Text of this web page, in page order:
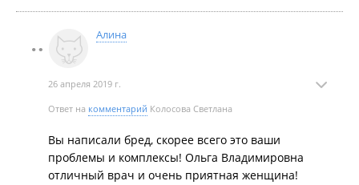
.и приехала решать проблемы подросткового
возраста .Очень не профессионально!!! Уехали с
дочкой опусташённые!! Ребёнок плакал в
машине..меня жалела... неприятная
женщина,взгляд тяжелый,буравящий,видимо
эксперименты ставит и самоутверждается таким
способом.Высшее образование, не признак ума!!!
Алина
26 апреля 2019 г.
Ответ на комментарий Колосова Светлана
Вы написали бред, скорее всего это ваши
проблемы и комплексы! Ольга Владимировна
отличный врач и очень приятная женщина!